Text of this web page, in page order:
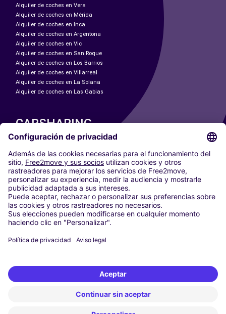
Alquiler de coches en Vera
Alquiler de coches en Mérida
Alquiler de coches en Inca
Alquiler de coches en Argentona
Alquiler de coches en Vic
Alquiler de coches en San Roque
Alquiler de coches en Los Barrios
Alquiler de coches en Villarreal
Alquiler de coches en La Solana
Alquiler de coches en Las Gabias
CARSHARING
NUESTRAS CIUDADES
Paris
Madrid
Washington DC
Milán
Roma
Turín
Viena
Berlín
Düsseldorf